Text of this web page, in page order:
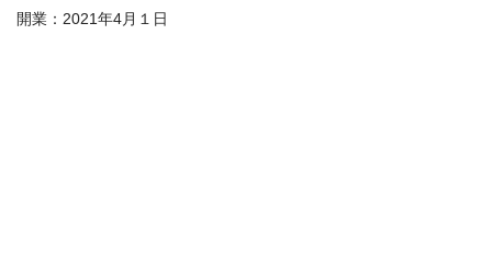
開業：2021年4月１日